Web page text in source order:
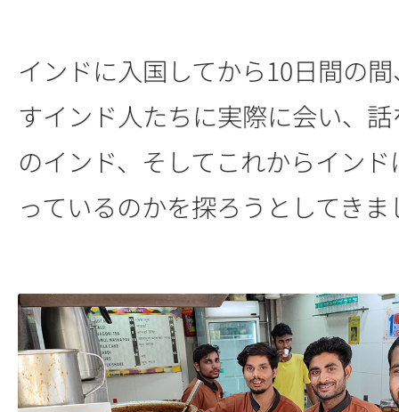
インドに入国してから10日間の
すインド人たちに実際に会い、
のインド、そしてこれからイン
っているのかを探ろうとしてきま